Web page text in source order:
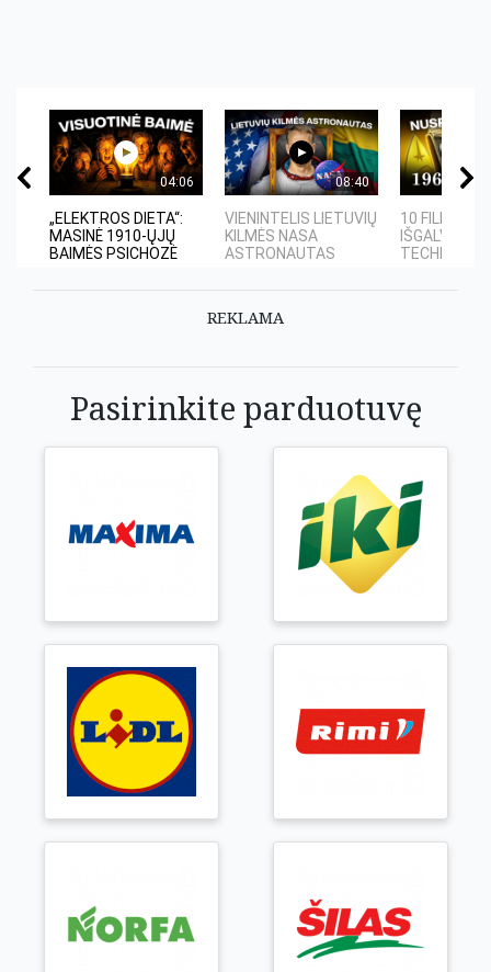
04:06
„ELEKTROS DIETA“:
MASINĖ 1910-ŲJŲ
BAIMĖS PSICHOZĖ
08:40
VIENINTELIS LIETUVIŲ
KILMĖS NASA
ASTRONAUTAS
10 FILMUOSE
IŠGALVOTŲ
REKLAMA
Pasirinkite parduotuvę